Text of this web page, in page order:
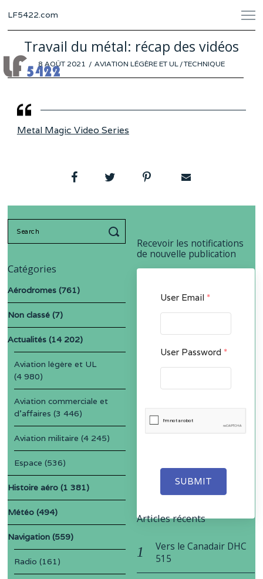
LF5422.com
Travail du métal: récap des vidéos
POSTED
ON
8 AOÛT 2021 28AVIATION LÉGÈRE ET UL /TECHNIQUE
Metal Magic Video Series
Recevoir les notifications
de nouvelle publication
User Email *
User Password *
SUBMIT
Catégories
Aérodromes (761)
Non classé (7)
Actualités (14 202)
Aviation légère et UL
(4 980)
Aviation commerciale et
d'affaires (3 446)
Aviation militaire (4 245)
Espace (536)
Histoire aéro (1 381)
Météo (494)
Navigation (559)
Radio (161)
Articles récents
Vers le Canadair DHC
515